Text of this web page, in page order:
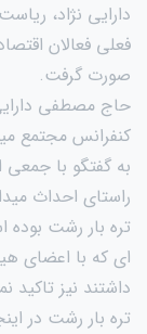
دارایی نژاد،
فعلی فعالان
صورت گرفت.
حاج مصطفی
کنفرانس مجتمع
به گفتگو با جمعی
راستای احداث
تره بار رشت
ای که با اعضای
داشتند نیز
تره بار رشت در